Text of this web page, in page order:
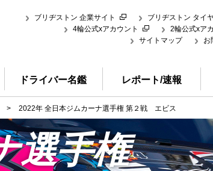
ブリヂストン 企業サイト
ブリヂストン タイ
4輪公式xアカウント
2輪公式xア
サイトマップ
お
ドライバー名鑑 レポート/速報
> 2022年 全日本ジムカーナ選手権 第２戦 エビス
選手権